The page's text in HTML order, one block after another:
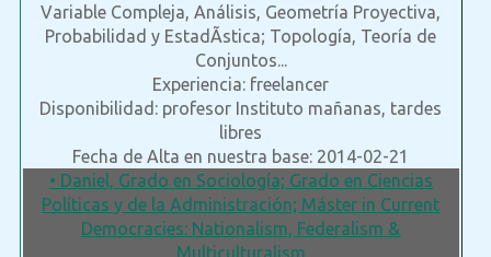
Variable Compleja, Análisis, Geometría Proyectiva,
Probabilidad y EstadÃ­stica; Topología, Teoría de
Conjuntos...
Experiencia: freelancer
Disponibilidad: profesor Instituto mañanas, tardes
libres
Fecha de Alta en nuestra base: 2014-02-21
• Daniel, Grado en Sociología; Grado en Ciencias
Políticas y de la Administración; Máster in Current
Democracies: Nationalism, Federalism &
Multiculturalism